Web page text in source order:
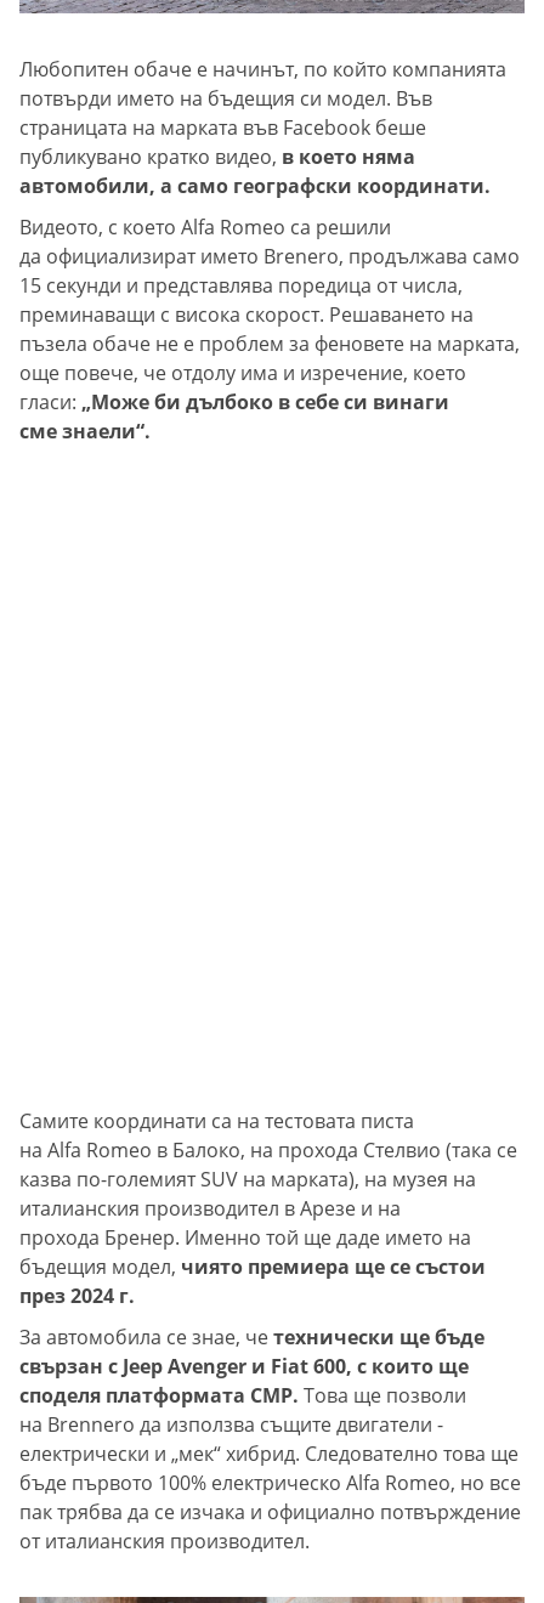
Любопитен обаче е начинът, по който компанията
потвърди името на бъдещия си модел. Във
страницата на марката във Facebook беше
публикувано кратко видео, в което няма
автомобили, а само географски координати.
Видеото, с което Alfa Romeo са решили
да официализират името Brenero, продължава само
15 секунди и представлява поредица от числа,
преминаващи с висока скорост. Решаването на
пъзела обаче не е проблем за феновете на марката,
още повече, че отдолу има и изречение, което
гласи: „Може би дълбоко в себе си винаги
сме знаели“.
Самите координати са на тестовата писта
на Alfa Romeo в Балоко, на прохода Стелвио (така се
казва по-големият SUV на марката), на музея на
италианския производител в Арезе и на
прохода Бренер. Именно той ще даде името на
бъдещия модел, чиято премиера ще се състои
през 2024 г.
За автомобила се знае, четехнически ще бъде
свързан с Jeep Avenger и Fiat 600, с които ще
споделя платформата CMP. Това ще позволи
на Brennero да използва същите двигатели -
електрически и „мек“ хибрид. Следователно това ще
бъде първото 100% електрическо Alfa Romeo, но все
пак трябва да се изчака и официално потвърждение
от италианския производител.